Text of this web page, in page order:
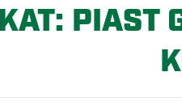
PIAST